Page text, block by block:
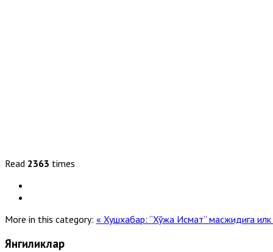
Read 2363 times
More in this category: « Хушхабар: “Хўжа Исмат” масжидига
Янгиликлар